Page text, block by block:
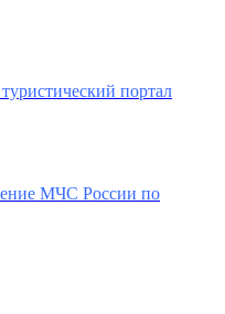
портал
МЧС России по